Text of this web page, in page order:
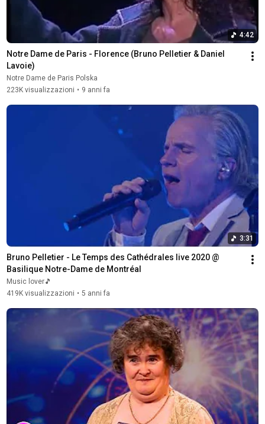
4:42
Notre Dame de Paris - Florence (Bruno Pelletier & Daniel
Lavoie)
Notre Dame de Paris Polska
223K visualizzazioni • 9 anni fa
3:31
Bruno Pelletier - Le Temps des Cathédrales live 2020 @
Basilique Notre-Dame de Montréal
Music lover🎵
419K visualizzazioni • 5 anni fa